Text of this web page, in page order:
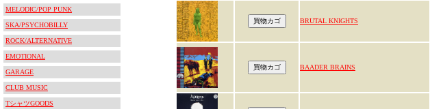
MELODIC/POP PUNK
SKA/PSYCHOBILLY
ROCK/ALTERNATIVE
EMOTIONAL
GARAGE
CLUB MUSIC
TシャツGOODS
BRUTAL KNIGHTS
BAADER BRAINS